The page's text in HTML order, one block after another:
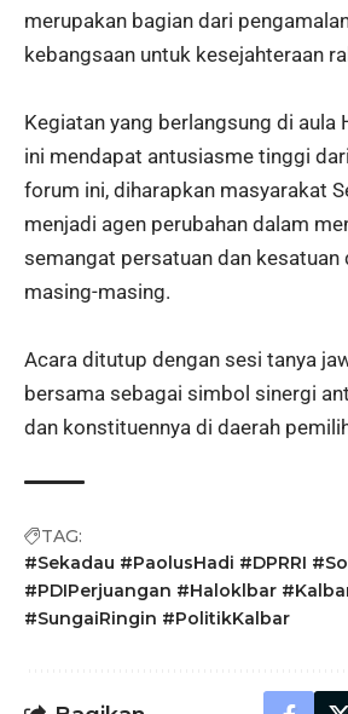
merupakan bagian dari
kebangsaan untuk kesejahteraan
Kegiatan yang berlangsung di aula
ini mendapat antusiasme tinggi
forum ini, diharapkan masyarakat
menjadi agen perubahan dalam
semangat persatuan dan kesatuan
masing-masing.
Acara ditutup dengan sesi tanya
bersama sebagai simbol sinergi
dan konstituennya di daerah
TAG:
#Sekadau #PaolusHadi #DPRRI
#PDIPerjuangan #Haloklbar
#SungaiRingin #PolitikKalbar